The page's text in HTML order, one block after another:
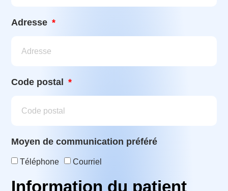
Adresse
Code postal
Moyen de communication préféré
Téléphone Courriel
Information du patient